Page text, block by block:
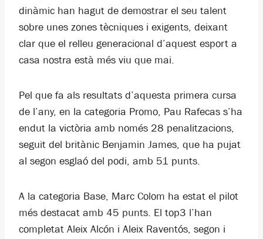
dinàmic han hagut de demostrar el seu talent
sobre unes zones tècniques i exigents, deixant
clar que el relleu generacional d’aquest esport a
casa nostra està més viu que mai.
Pel que fa als resultats d’aquesta primera cursa
de l’any, en la categoria Promo, Pau Rafecas s’ha
endut la victòria amb només 28 penalitzacions,
seguit del britànic Benjamin James, que ha pujat
al segon esglaó del podi, amb 51 punts.
A la categoria Base, Marc Colom ha estat el pilot
més destacat amb 45 punts. El top3 l’han
completat Aleix Alcón i Aleix Raventós, segon i